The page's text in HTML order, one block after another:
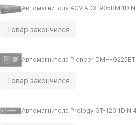
Автомагнитола ACV ADX-905BM
Товар закончился
Автомагнитола Pioneer DMH-
Товар закончился
Автомагнитола Prology GT-120 1DIN